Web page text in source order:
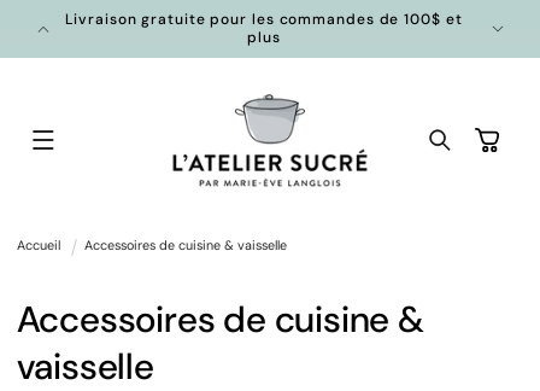
passer
contenu
Livraison gratuite pour les commandes de 100$ et
plus
Panier
Accueil Accessoires de cuisine & vaisselle
C
o
Accessoires de cuisine &
vaisselle